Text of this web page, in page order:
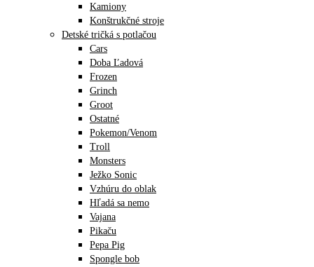
Kamiony
Konštrukčné stroje
Detské tričká s potlačou
Cars
Doba Ľadová
Frozen
Grinch
Groot
Ostatné
Pokemon/Venom
Troll
Monsters
Ježko Sonic
Vzhúru do oblak
Hľadá sa nemo
Vajana
Pikaču
Pepa Pig
Spongle bob